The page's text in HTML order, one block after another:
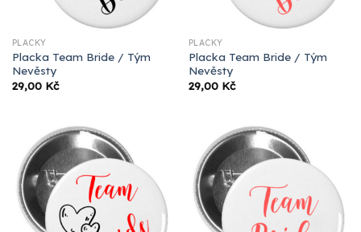
PLACKY
Placka Team Bride / Tým
Nevěsty
29,00 Kč
PLACKY
Placka Team Bride / Tým
Nevěsty
29,00 Kč